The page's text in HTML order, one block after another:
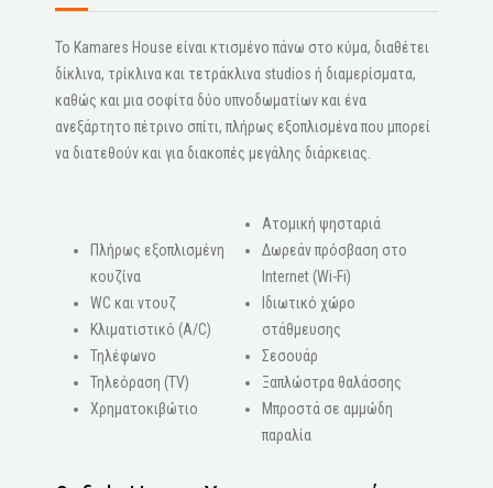
Το Kamares House είναι κτισμένο πάνω στο κύμα, διαθέτει
δίκλινα, τρίκλινα και τετράκλινα studios ή διαμερίσματα,
καθώς και μια σοφίτα δύο υπνοδωματίων και ένα
ανεξάρτητο πέτρινο σπίτι, πλήρως εξοπλισμένα που μπορεί
να διατεθούν και για διακοπές μεγάλης διάρκειας.
Πλήρως εξοπλισμένη
κουζίνα
WC και ντουζ
Κλιματιστικό (A/C)
Τηλέφωνο
Τηλεόραση (ΤV)
Χρηματοκιβώτιο
Ατομική ψησταριά
Δωρεάν πρόσβαση στο
Internet (Wi-Fi)
Ιδιωτικό χώρο
στάθμευσης
Σεσουάρ
Ξαπλώστρα θαλάσσης
Μπροστά σε αμμώδη
παραλία